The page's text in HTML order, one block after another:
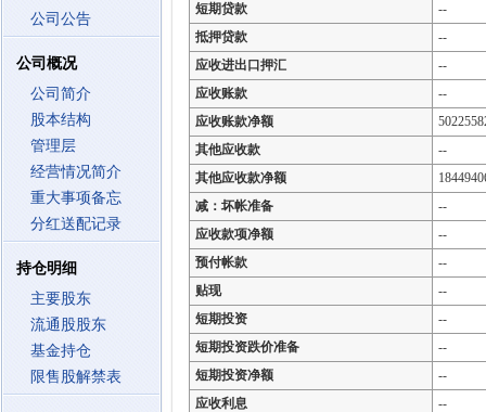
公司公告
公司概况
公司简介
股本结构
管理层
经营情况简介
重大事项备忘
分红送配记录
持仓明细
主要股东
流通股股东
基金持仓
限售股解禁表
短期贷款
--
抵押贷款
--
应收进出口押汇
--
应收账款
--
应收账款净额
其他应收款
--
其他应收款净额
减：坏帐准备
--
应收款项净额
--
预付帐款
--
贴现
--
短期投资
--
短期投资跌价准备
--
短期投资净额
--
应收利息
--